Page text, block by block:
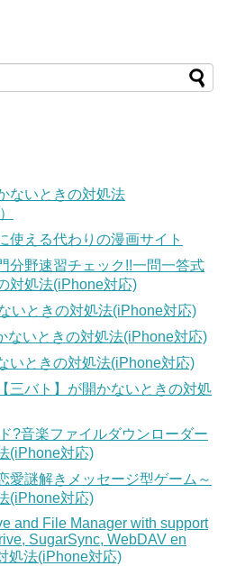
ないときの対処法
使える代わりの漫画サイト
分野速習チェック!!一問一答式
対処法(iPhone対応)
いときの対処法(iPhone対応)
ないときの対処法(iPhone対応)
いときの対処法(iPhone対応)
三バト】が開かないときの対処
?音楽ファイルダウンローダー
(iPhone対応)
愛謎解きメッセージ型ゲーム～
(iPhone対応)
and File Manager with support
SugarSync, WebDAV en
処法(iPhone対応)